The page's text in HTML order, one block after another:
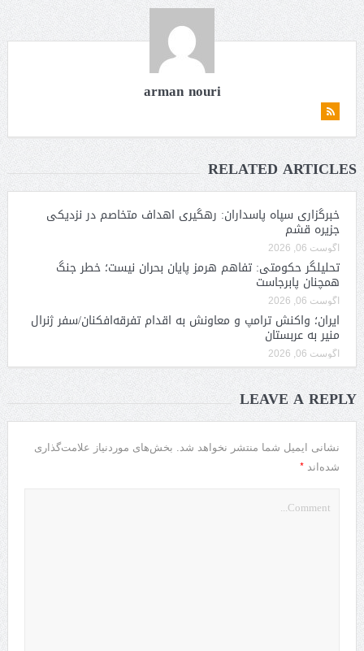
arman nouri
RELATED ARTICLES
خبرگزاری سپاه پاسداران: رهگیری اهداف متخاصم در نزدیکی
جزیره قشم
آگوست 06, 2026
تحلیلگر حکومتی: تفاهم هرمز پایان بحران نیست؛ خطر جنگ
همچنان پابرجاست
آگوست 06, 2026
ایران؛ واکنش ترامپ و معاونش به اقدام تفرقه‌افکنان/سفر ژنرال
منیر به عربستان
آگوست 06, 2026
LEAVE A REPLY
نشانی ایمیل شما منتشر نخواهد شد. بخش‌های موردنیاز علامت‌گذاری
شده‌اند *